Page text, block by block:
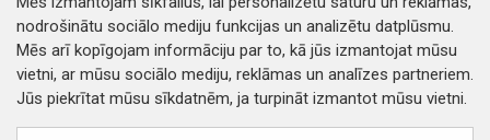
TURPINĀT
Rekvizīti
nodrošinātu sociālo mediju funkcijas un analizētu datplūsmu.
Mēs arī kopīgojam informāciju par to, kā jūs izmantojat mūsu
vietni, ar mūsu sociālo mediju, reklāmas un analīzes partneriem.
Jūs piekrītat mūsu sīkdatnēm, ja turpināt izmantot mūsu vietni.